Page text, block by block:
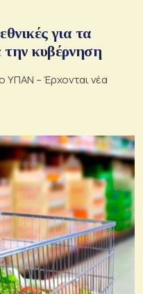
για τα
κυβέρνηση
ΥΠΑΝ – Έρχονται νέα